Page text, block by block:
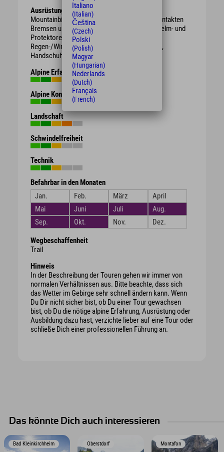
Ausrüstung
Mountainbike mit berggängiger Übersetzung, intakten
Bremsen und genügend Bremsbelag. Schutzhelm- und
Protektoren.
Regen-/Wind-/Sonnen-/Wetterschutzkleidung,
Handschuhe, Getränk, Proviant.
Alpine Erfahrung
Alpine Kondition
Landschaft
Schwindelfreiheit
Technik
Befahrbar in den Monaten
Jan.
Feb. März
April
Mai
Juni Juli
Aug.
Sep.
Okt. Nov. Dez.
Wegbeschaffenheit
Trail
Hinweis
In der Beschreibung der Touren gehen wir immer von
normalen Verhältnissen aus. Bitte beachte, dass sich
das Wetter im Gebirge sehr schnell ändern kann. Wenn
Du Dir nicht sicher bist, ob Du einer Tour gewachsen
bist, ob Du die nötige alpine Erfahrung, Ausrüstung oder
Ausbildung dazu hast, verzichte lieber auf eine Tour oder
schließe Dich einer professionellen Führung an.
Das könnte Dich auch interessieren
Bad Kleinkirchheim Oberstdorf Montafon
Italiano
(Italian)
Čeština
(Czech)
Polski
(Polish)
Magyar
(Hungarian)
Nederlands
(Dutch)
Français
(French)